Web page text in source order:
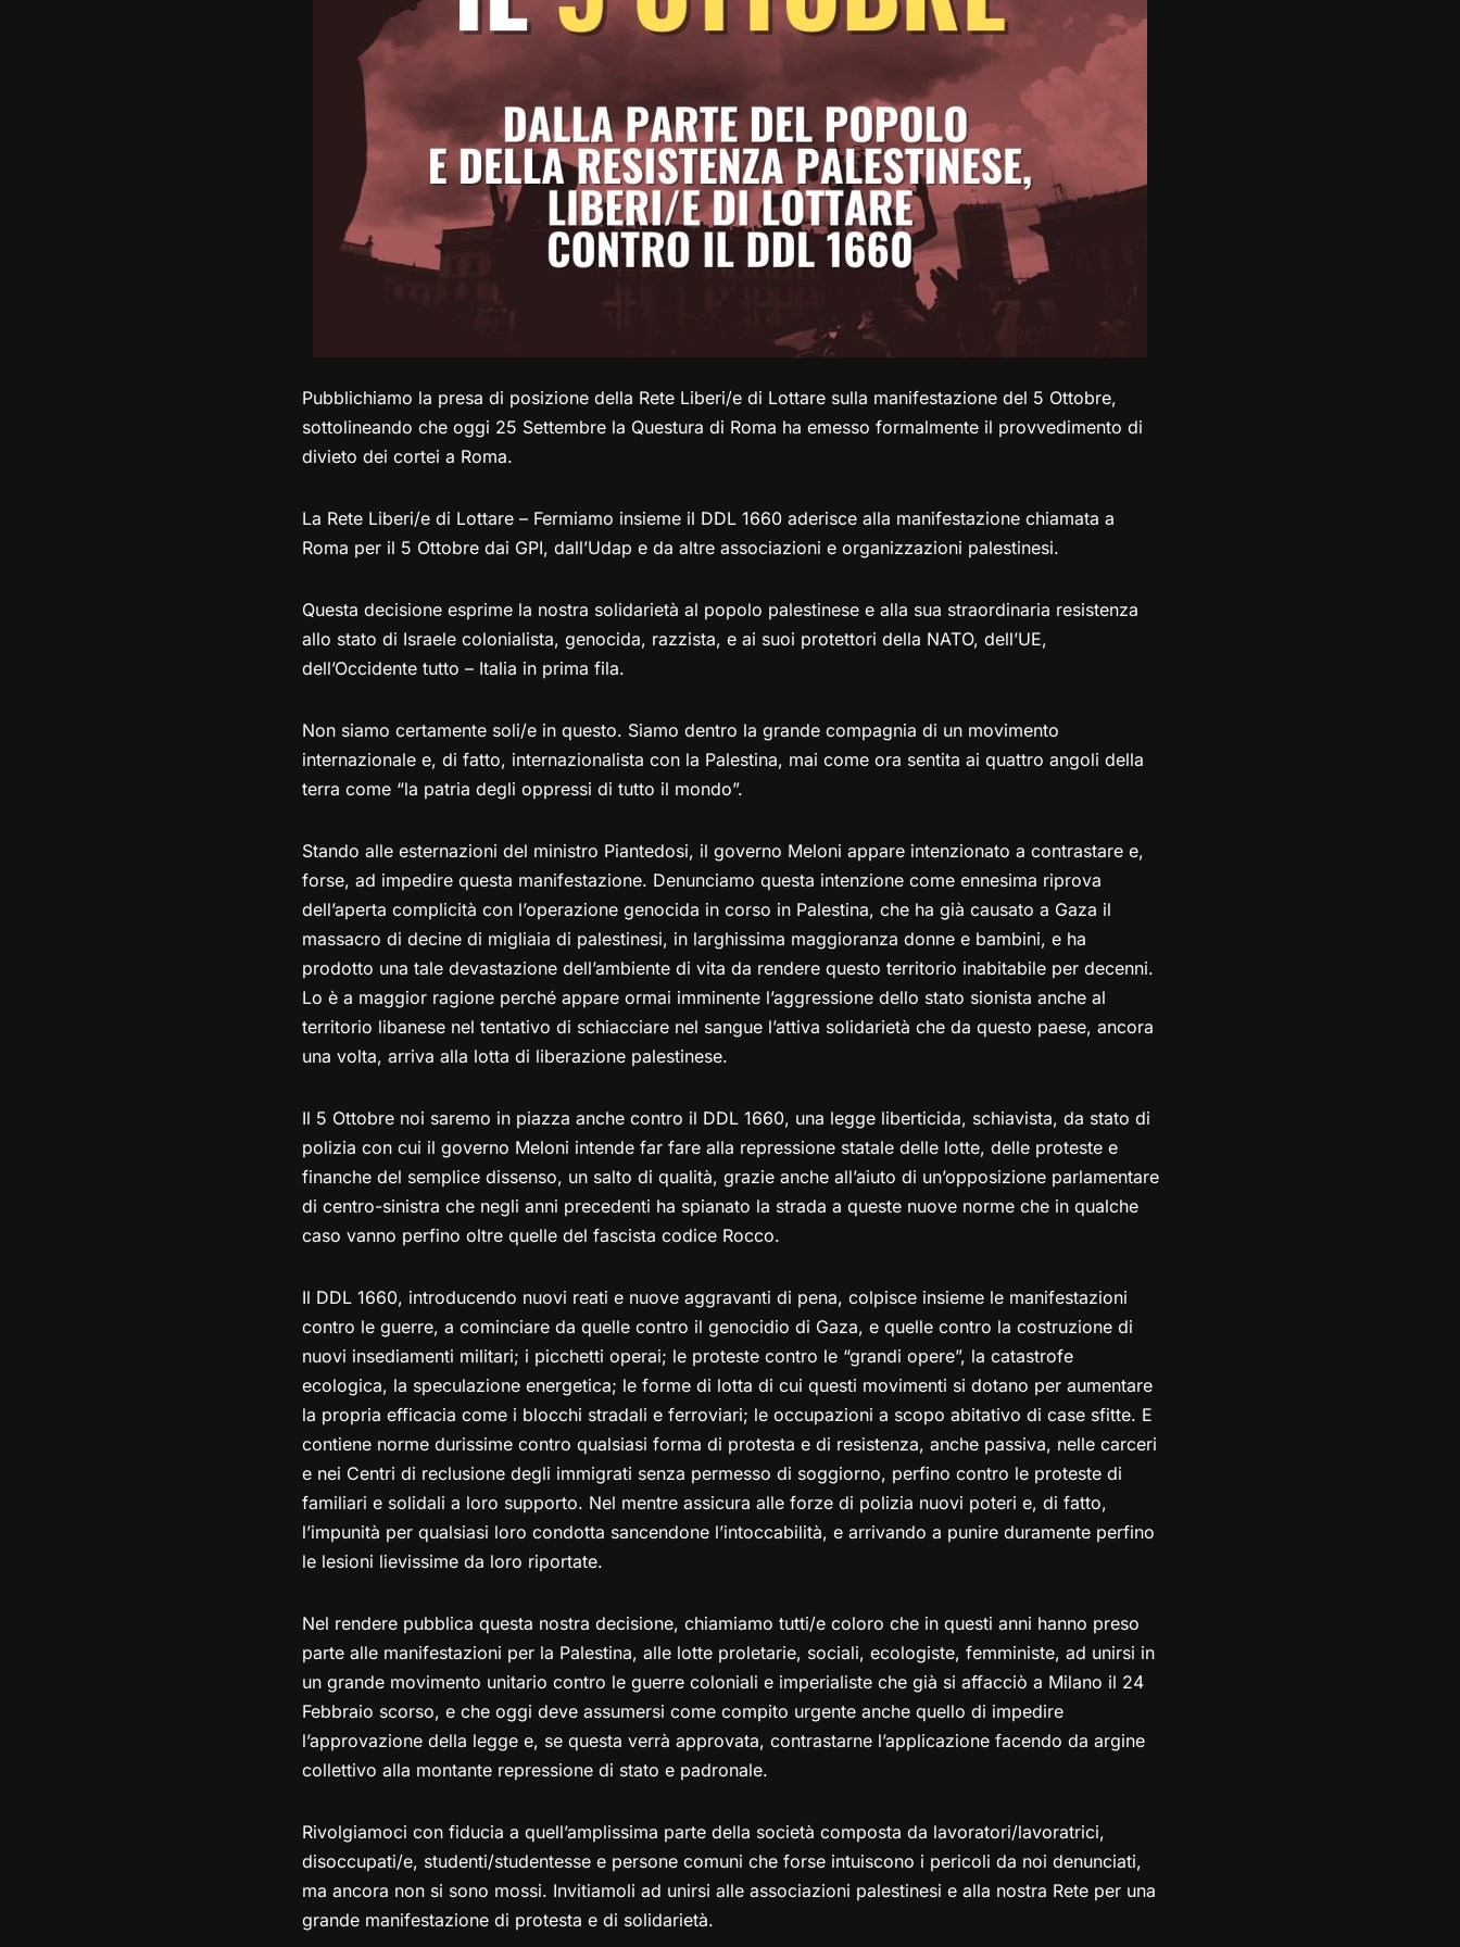
Pubblichiamo la presa di posizione della Rete Liberi/e di Lottare sulla manifestazione del 5 Ottobre,
sottolineando che oggi 25 Settembre la Questura di Roma ha emesso formalmente il provvedimento di
divieto dei cortei a Roma.
La Rete Liberi/e di Lottare – Fermiamo insieme il DDL 1660 aderisce alla manifestazione chiamata a
Roma per il 5 Ottobre dai GPI, dall’Udap e da altre associazioni e organizzazioni palestinesi.
Questa decisione esprime la nostra solidarietà al popolo palestinese e alla sua straordinaria resistenza
allo stato di Israele colonialista, genocida, razzista, e ai suoi protettori della NATO, dell’UE,
dell’Occidente tutto – Italia in prima fila.
Non siamo certamente soli/e in questo. Siamo dentro la grande compagnia di un movimento
internazionale e, di fatto, internazionalista con la Palestina, mai come ora sentita ai quattro angoli della
terra come “la patria degli oppressi di tutto il mondo”.
Stando alle esternazioni del ministro Piantedosi, il governo Meloni appare intenzionato a contrastare e,
forse, ad impedire questa manifestazione. Denunciamo questa intenzione come ennesima riprova
dell’aperta complicità con l’operazione genocida in corso in Palestina, che ha già causato a Gaza il
massacro di decine di migliaia di palestinesi, in larghissima maggioranza donne e bambini, e ha
prodotto una tale devastazione dell’ambiente di vita da rendere questo territorio inabitabile per decenni.
Lo è a maggior ragione perché appare ormai imminente l’aggressione dello stato sionista anche al
territorio libanese nel tentativo di schiacciare nel sangue l’attiva solidarietà che da questo paese, ancora
una volta, arriva alla lotta di liberazione palestinese.
Il 5 Ottobre noi saremo in piazza anche contro il DDL 1660, una legge liberticida, schiavista, da stato di
polizia con cui il governo Meloni intende far fare alla repressione statale delle lotte, delle proteste e
finanche del semplice dissenso, un salto di qualità, grazie anche all’aiuto di un’opposizione parlamentare
di centro-sinistra che negli anni precedenti ha spianato la strada a queste nuove norme che in qualche
caso vanno perfino oltre quelle del fascista codice Rocco.
Il DDL 1660, introducendo nuovi reati e nuove aggravanti di pena, colpisce insieme le manifestazioni
contro le guerre, a cominciare da quelle contro il genocidio di Gaza, e quelle contro la costruzione di
nuovi insediamenti militari; i picchetti operai; le proteste contro le “grandi opere”, la catastrofe
ecologica, la speculazione energetica; le forme di lotta di cui questi movimenti si dotano per aumentare
la propria efficacia come i blocchi stradali e ferroviari; le occupazioni a scopo abitativo di case sfitte. E
contiene norme durissime contro qualsiasi forma di protesta e di resistenza, anche passiva, nelle carceri
e nei Centri di reclusione degli immigrati senza permesso di soggiorno, perfino contro le proteste di
familiari e solidali a loro supporto. Nel mentre assicura alle forze di polizia nuovi poteri e, di fatto,
l’impunità per qualsiasi loro condotta sancendone l’intoccabilità, e arrivando a punire duramente perfino
le lesioni lievissime da loro riportate.
Nel rendere pubblica questa nostra decisione, chiamiamo tutti/e coloro che in questi anni hanno preso
parte alle manifestazioni per la Palestina, alle lotte proletarie, sociali, ecologiste, femministe, ad unirsi in
un grande movimento unitario contro le guerre coloniali e imperialiste che già si affacciò a Milano il 24
Febbraio scorso, e che oggi deve assumersi come compito urgente anche quello di impedire
l’approvazione della legge e, se questa verrà approvata, contrastarne l’applicazione facendo da argine
collettivo alla montante repressione di stato e padronale.
Rivolgiamoci con fiducia a quell’amplissima parte della società composta da lavoratori/lavoratrici,
disoccupati/e, studenti/studentesse e persone comuni che forse intuiscono i pericoli da noi denunciati,
ma ancora non si sono mossi. Invitiamoli ad unirsi alle associazioni palestinesi e alla nostra Rete per una
grande manifestazione di protesta e di solidarietà.